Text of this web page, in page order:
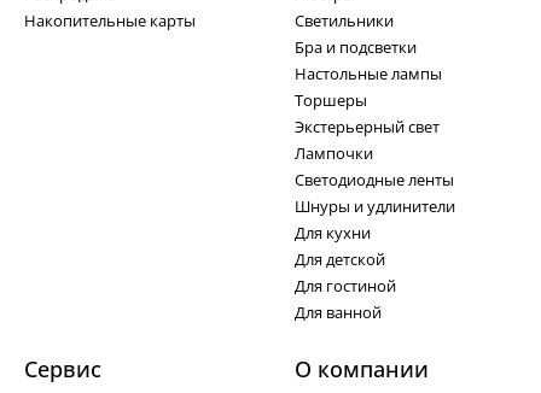
Накопительные карты
Светильники
Бра и подсветки
Настольные лампы
Торшеры
Экстерьерный свет
Лампочки
Светодиодные ленты
Шнуры и удлинители
Для кухни
Для детской
Для гостиной
Для ванной
Сервис О компании